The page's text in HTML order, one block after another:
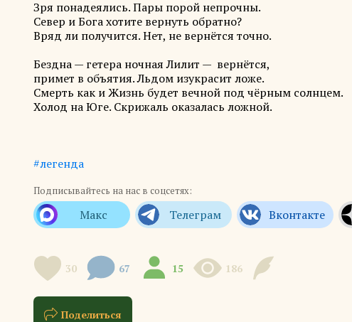
Зря понадеялись. Пары порой непрочны.
Север и Бога хотите вернуть обратно?
Вряд ли получится. Нет, не вернётся точно.
Бездна — гетера ночная Лилит — вернётся,
примет в объятия. Льдом изукрасит ложе.
Смерть как и Жизнь будет вечной под чёрным солнцем.
Холод на Юге. Скрижаль оказалась ложной.
#легенда
Подписывайтесь на нас в соцсетях:
30 67 15 186
Поделиться